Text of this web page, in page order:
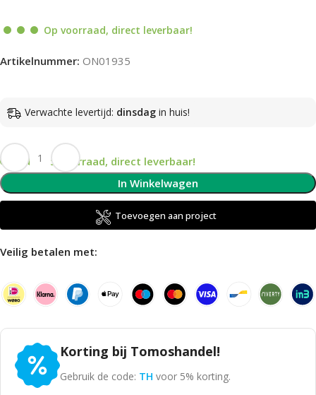
Op voorraad, direct leverbaar!
Artikelnummer: ON01935
Verwachte levertijd: dinsdag in huis!
Op voorraad, direct leverbaar!
In Winkelwagen
Toevoegen aan project
Veilig betalen met:
Korting bij Tomoshandel!
Gebruik de code: TH voor 5% korting.